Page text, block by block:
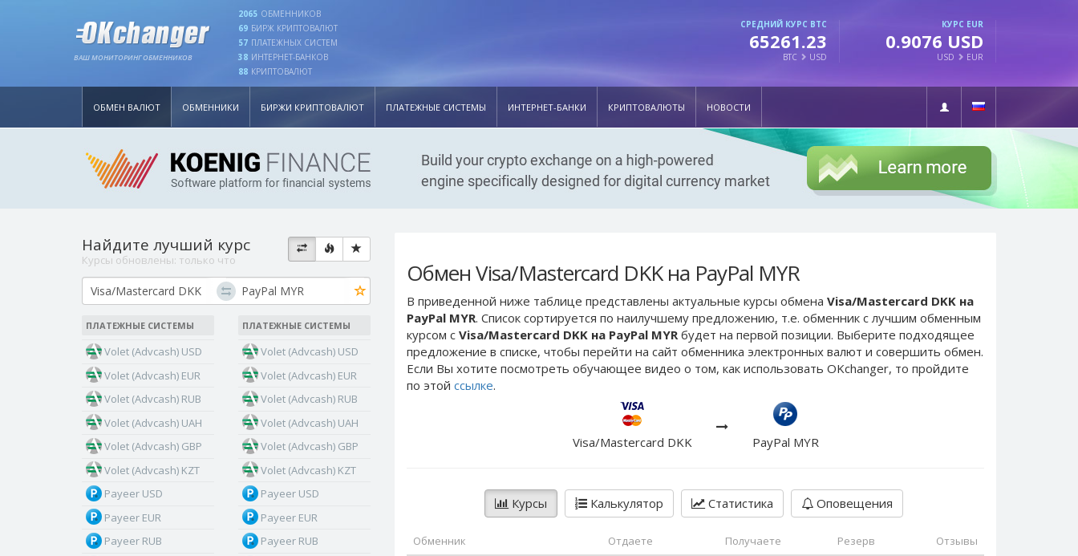
ВАШ МОНИТОРИНГ ОБМЕННИКОВ
2065 ОБМЕННИКОВ
69 БИРЖ КРИПТОВАЛЮТ
57 ПЛАТЕЖНЫХ СИСТЕМ
38 ИНТЕРНЕТ-БАНКОВ
88 КРИПТОВАЛЮТ
СРЕДНИЙ КУРС BTC
65261.23
BTC USD
КУРС EUR
0.9076 USD
USD EUR
ОБМЕН ВАЛЮТ ОБМЕННИКИ БИРЖИ КРИПТОВАЛЮТ ПЛАТЕЖНЫЕ СИСТЕМЫ ИНТЕРНЕТ-БАНКИ КРИПТОВАЛЮТЫ НОВОСТИ
Обмен Visa/Mastercard DKK на PayPal MYR
В приведенной ниже таблице представлены актуальные курсы обмена Visa/Mastercard DKK на
PayPal MYR. Список сортируется по наилучшему предложению, т.е. обменник с лучшим обменным
курсом с Visa/Mastercard DKK на PayPal MYR будет на первой позиции. Выберите подходящее
предложение в списке, чтобы перейти на сайт обменника электронных валют и совершить обмен.
Если Вы хотите посмотреть обучающее видео о том, как использовать OKchanger, то пройдите
по этой ссылке.
Visa/Mastercard DKK PayPal MYR
Курсы Калькулятор Статистика Оповещения
Обменник Отдаете Получаете Резерв Отзывы
Найдите лучший курс
Курсы обновлены: только что
ПЛАТЕЖНЫЕ СИСТЕМЫ
Volet (Advcash) USD
Volet (Advcash) EUR
Volet (Advcash) RUB
Volet (Advcash) UAH
Volet (Advcash) GBP
Volet (Advcash) KZT
Payeer USD
Payeer EUR
Payeer RUB
ПЛАТЕЖНЫЕ СИСТЕМЫ
Volet (Advcash) USD
Volet (Advcash) EUR
Volet (Advcash) RUB
Volet (Advcash) UAH
Volet (Advcash) GBP
Volet (Advcash) KZT
Payeer USD
Payeer EUR
Payeer RUB